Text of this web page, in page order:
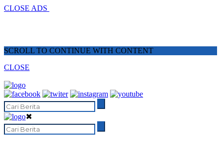
CLOSE ADS
SCROLL TO CONTINUE WITH CONTENT
CLOSE
✖